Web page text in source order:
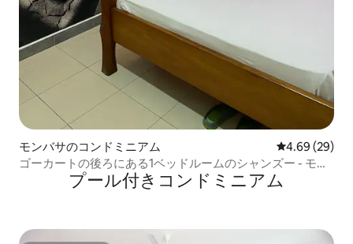
モンバサのコンドミニアム レビュー29
4.69 (29)
ゴーカートの後ろにある1ベッドルームのシャンズー - モン
プール付きコンドミニアム